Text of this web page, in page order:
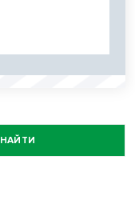
НАЙТИ